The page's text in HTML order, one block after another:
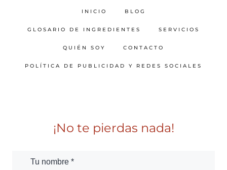
INICIO BLOG
GLOSARIO DE INGREDIENTES SERVICIOS
QUIÉN SOY CONTACTO
POLÍTICA DE PUBLICIDAD Y REDES SOCIALES
¡No te pierdas nada!
Tu nombre *